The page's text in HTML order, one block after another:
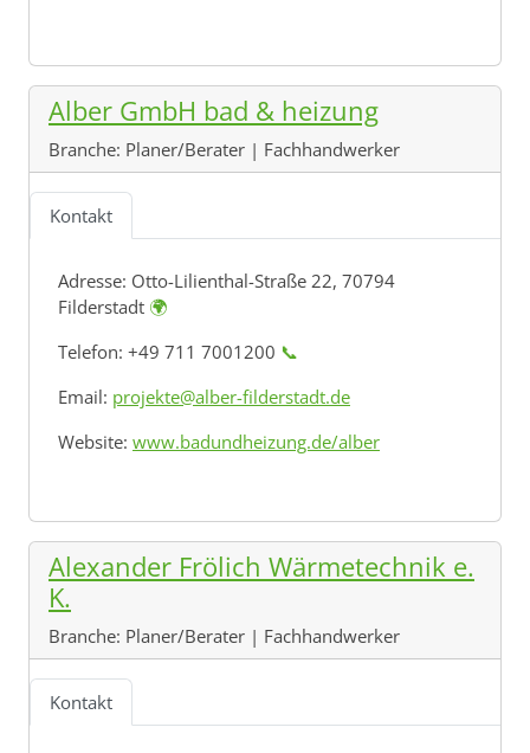
Alber GmbH bad & heizung
Branche: Planer/Berater | Fachhandwerker
Kontakt
Adresse: Otto-Lilienthal-Straße 22, 70794
Filderstadt 🌍
Telefon: +49 711 7001200 📞
Email: projekte@alber-filderstadt.de
Website: www.badundheizung.de/alber
Alexander Frölich Wärmetechnik e.
K.
Branche: Planer/Berater | Fachhandwerker
Kontakt